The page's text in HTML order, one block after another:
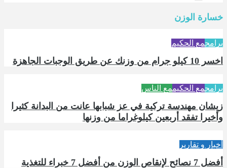
خسارة الوزن
برامجمع الحكيم
اخسر 10 كيلو جرام من وزنك عن طريق الوجبات الجاهزة
برامجمع الحكيممع الناس
زيشان مهندسة تركية في عز شبابها عانت من البدانة كثيرا
وأخيرا تفقد أربعين كيلوغراما من وزنها
أخبار و تقارير
أفضل 7 نصائح لإنقاص الوزن من أفضل 7 خبراء للتغذية